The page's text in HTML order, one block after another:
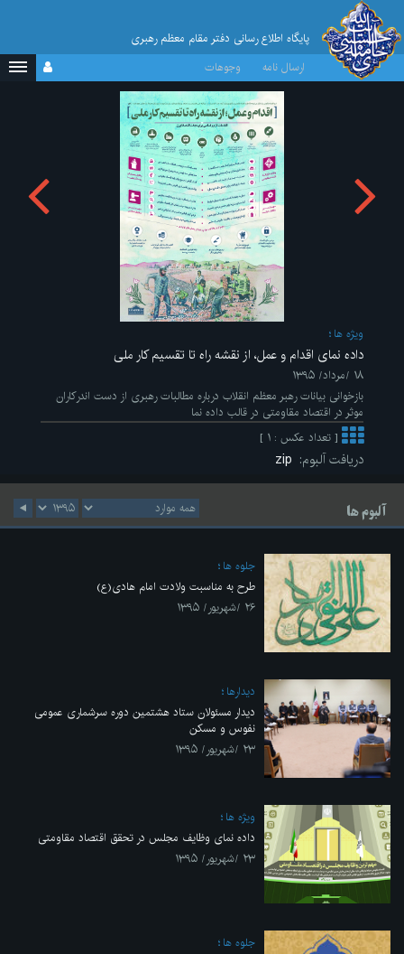
پایگاه اطلاع رسانی دفتر مقام معظم رهبری
ارسال نامه
وجوهات
ویژه ها
داده نمای اقدام و عمل، از نقشه راه تا تقسیم کار ملی
۱۸ /مرداد/ ۱۳۹۵
بازخوانی بیانات رهبر معظم انقلاب درباره مطالبات رهبری از دست اندرکاران
موثر در اقتصاد مقاومتی در قالب داده نما
[ تعداد عکس : ۱ ]
دریافت آلبوم:
آلبوم ها
جلوه ها
طرح به مناسبت ولادت امام هادی(ع)
۲۶ /شهریور/ ۱۳۹۵
ديدارها
دیدار مسئولان ستاد هشتمین دوره سرشماری عمومی
نفوس و مسکن
۲۳ /شهریور/ ۱۳۹۵
ویژه ها
داده نمای ​وظایف مجلس در تحقق اقتصاد مقاومتی
۲۳ /شهریور/ ۱۳۹۵
جلوه ها